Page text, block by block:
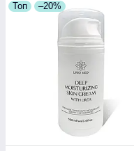
Топ –20%